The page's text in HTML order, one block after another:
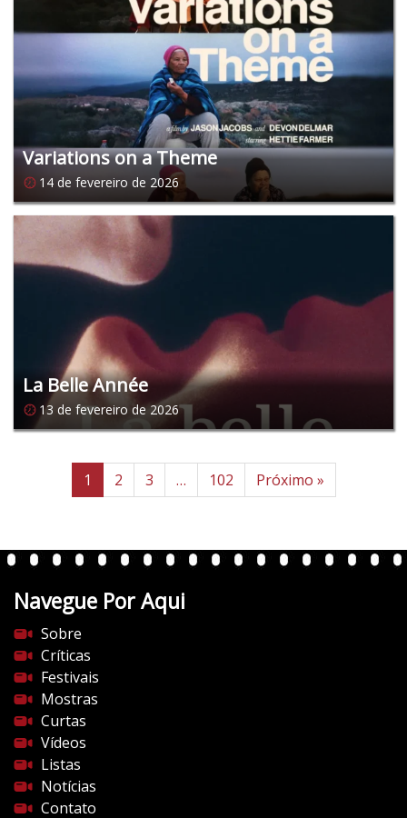
Variations on a Theme
14 de fevereiro de 2026
La Belle Année
13 de fevereiro de 2026
1 2 3 … 102 Próximo »
Navegue Por Aqui
Sobre
Críticas
Festivais
Mostras
Curtas
Vídeos
Listas
Notícias
Contato